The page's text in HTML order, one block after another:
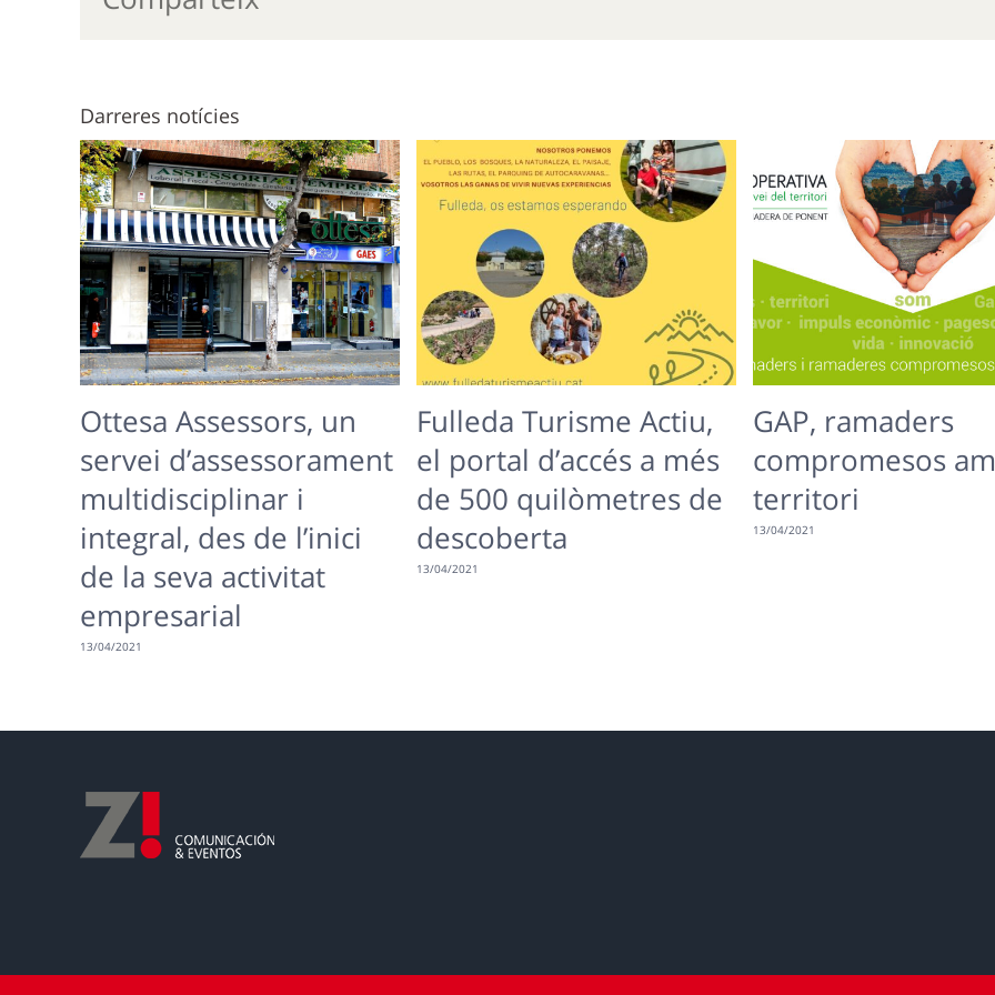
Darreres notícies
Ottesa Assessors, un
servei d’assessorament
multidisciplinar i
integral, des de l’inici
de la seva activitat
empresarial
13/04/2021
Fulleda Turisme Actiu,
el portal d’accés a més
de 500 quilòmetres de
descoberta
13/04/2021
GAP, ramaders
compromesos
territori
13/04/2021